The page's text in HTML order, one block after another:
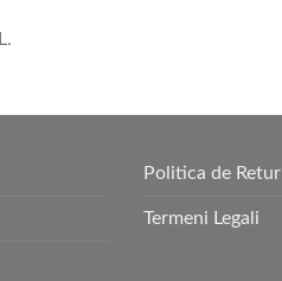
Politica de Retur
Termeni Legali